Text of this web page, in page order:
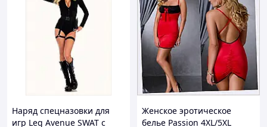
Наряд спецназовки для
игр Leg Avenue SWAT с
Женское эротическое
белье Passion 4XL/5XL